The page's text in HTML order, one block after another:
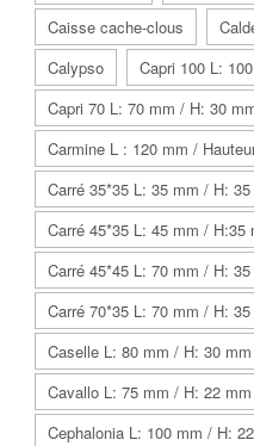
Caisse cache-clous
Calypso
Capri 100 L:
Capri 70 L: 70 mm / H: 30
Carmine L : 120 mm /
Carré 35*35 L: 35 mm / H:
Carré 45*35 L: 45 mm / H:35
Carré 45*45 L: 70 mm / H:
Carré 70*35 L: 70 mm / H:
Caselle L: 80 mm / H: 30 mm
Cavallo L: 75 mm / H: 22 mm
Cephalonia L: 100 mm / H: